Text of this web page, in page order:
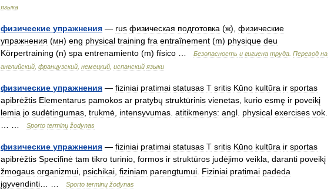
языка
физические упражнения — rus физическая подготовка (ж), физические
упражнения (мн) eng physical training fra entraînement (m) physique deu
Körpertraining (n) spa entrenamiento (m) físico Безопасность и гигиена труда Перевод на
английский французский немецкий испанский языки
физические упражнения — fiziniai pratimai statusas T sritis Kūno kultūra ir sportas
apibrėžtis Elementarus pamokos ar pratybų struktūrinis vienetas kurio esmę ir poveikį
lemia jo sudėtingumas trukmė intensyvumas atitikmenys: angl physical exercises vok
Sporto terminų žodynas
физические упражнения — fiziniai pratimai statusas T sritis Kūno kultūra ir sportas
apibrėžtis Specifinė tam tikro turinio formos ir struktūros judėjimo veikla daranti poveikį
žmogaus organizmui psichikai fiziniam parengtumui Fiziniai pratimai padeda
įgyvendinti
Sporto terminų žodynas